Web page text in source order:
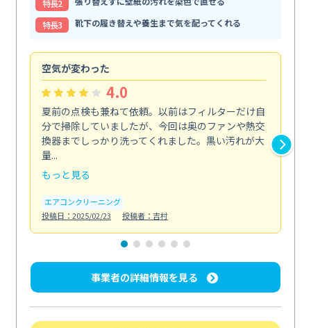
特⻑2
特⻑3
靴下の履き替えや養生まで気を配ってくれる
空気が変わった
4.0
夏前の点検も兼ねて依頼。以前はフィルターだけ自
分で掃除していましたが、今回は奥のファンや熱交
換器までしっかり洗ってくれました。黒い汚れが大
量...
もっと見る
エアコンクリーニング
投稿日：2025/02/23
投稿者：吉村
事業者の詳細情報を見る